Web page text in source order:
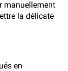
manuellement
la délicate
en